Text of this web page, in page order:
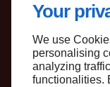
Your
We use
personalising
analyzing
functionalities.